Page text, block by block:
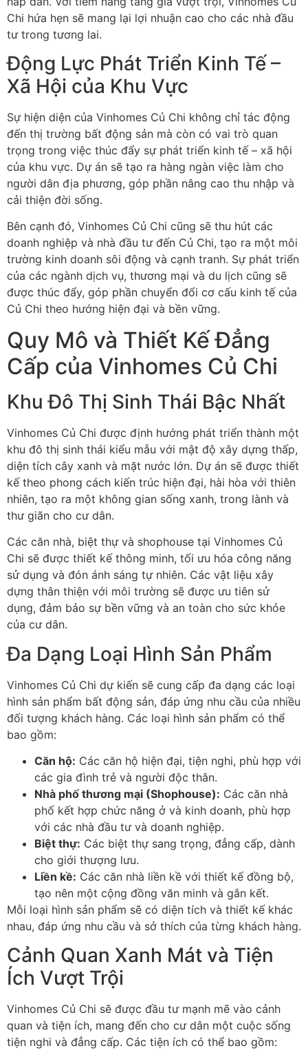
Chi hứa hẹn sẽ mang lại lợi nhuận cao cho các nhà đầu
tư trong tương lai.
Động Lực Phát Triển Kinh Tế –
Xã Hội của Khu Vực
Sự hiện diện của Vinhomes Củ Chi không chỉ tác động
đến thị trường bất động sản mà còn có vai trò quan
trọng trong việc thúc đẩy sự phát triển kinh tế – xã hội
của khu vực. Dự án sẽ tạo ra hàng ngàn việc làm cho
người dân địa phương, góp phần nâng cao thu nhập và
cải thiện đời sống.
Bên cạnh đó, Vinhomes Củ Chi cũng sẽ thu hút các
doanh nghiệp và nhà đầu tư đến Củ Chi, tạo ra một môi
trường kinh doanh sôi động và cạnh tranh. Sự phát triển
của các ngành dịch vụ, thương mại và du lịch cũng sẽ
được thúc đẩy, góp phần chuyển đổi cơ cấu kinh tế của
Củ Chi theo hướng hiện đại và bền vững.
Quy Mô và Thiết Kế Đẳng
Cấp của Vinhomes Củ Chi
Khu Đô Thị Sinh Thái Bậc Nhất
Vinhomes Củ Chi được định hướng phát triển thành một
khu đô thị sinh thái kiểu mẫu với mật độ xây dựng thấp,
diện tích cây xanh và mặt nước lớn. Dự án sẽ được thiết
kế theo phong cách kiến trúc hiện đại, hài hòa với thiên
nhiên, tạo ra một không gian sống xanh, trong lành và
thư giãn cho cư dân.
Các căn nhà, biệt thự và shophouse tại Vinhomes Củ
Chi sẽ được thiết kế thông minh, tối ưu hóa công năng
sử dụng và đón ánh sáng tự nhiên. Các vật liệu xây
dựng thân thiện với môi trường sẽ được ưu tiên sử
dụng, đảm bảo sự bền vững và an toàn cho sức khỏe
của cư dân.
Đa Dạng Loại Hình Sản Phẩm
Vinhomes Củ Chi dự kiến sẽ cung cấp đa dạng các loại
hình sản phẩm bất động sản, đáp ứng nhu cầu của nhiều
đối tượng khách hàng. Các loại hình sản phẩm có thể
bao gồm:
Căn hộ: Các căn hộ hiện đại, tiện nghi, phù hợp với
các gia đình trẻ và người độc thân.
Nhà phố thương mại (Shophouse): Các căn nhà
phố kết hợp chức năng ở và kinh doanh, phù hợp
với các nhà đầu tư và doanh nghiệp.
Biệt thự: Các biệt thự sang trọng, đẳng cấp, dành
cho giới thượng lưu.
Liền kề: Các căn nhà liền kề với thiết kế đồng bộ,
tạo nên một cộng đồng văn minh và gắn kết.
Mỗi loại hình sản phẩm sẽ có diện tích và thiết kế khác
nhau, đáp ứng nhu cầu và sở thích của từng khách hàng.
Cảnh Quan Xanh Mát và Tiện
Ích Vượt Trội
Vinhomes Củ Chi sẽ được đầu tư mạnh mẽ vào cảnh
quan và tiện ích, mang đến cho cư dân một cuộc sống
tiện nghi và đẳng cấp. Các tiện ích có thể bao gồm: